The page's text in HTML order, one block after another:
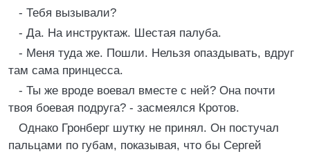
- Тебя вызывали?
- Да. На инструктаж. Шестая палуба.
- Меня туда же. Пошли. Нельзя опаздывать, вдруг
там сама принцесса.
- Ты же вроде воевал вместе с ней? Она почти
твоя боевая подруга? - засмеялся Кротов.
Однако Гронберг шутку не принял. Он постучал
пальцами по губам, показывая, что бы Сергей